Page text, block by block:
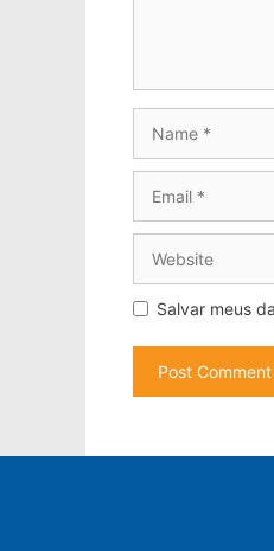
Salvar meus